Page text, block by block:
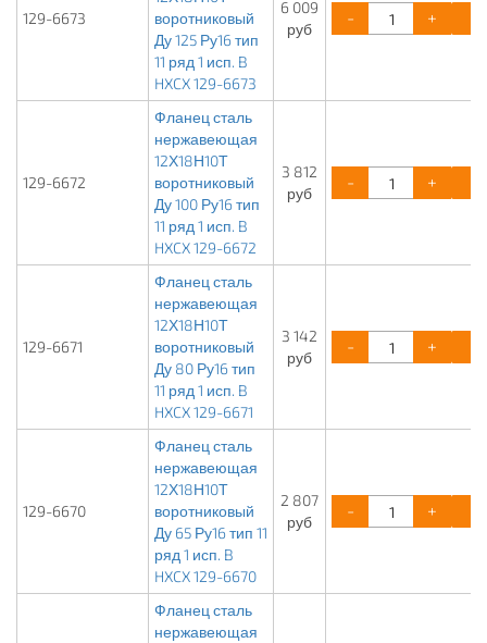
129-6673
воротниковый
Ду 125 Ру16 тип
11 ряд 1 исп. B
HXCX 129-6673
6 009
руб
- +
129-6672
Фланец сталь
нержавеющая
12Х18Н10Т
воротниковый
Ду 100 Ру16 тип
11 ряд 1 исп. B
HXCX 129-6672
3 812
руб
- +
129-6671
Фланец сталь
нержавеющая
12Х18Н10Т
воротниковый
Ду 80 Ру16 тип
11 ряд 1 исп. B
HXCX 129-6671
3 142
руб
- +
129-6670
Фланец сталь
нержавеющая
12Х18Н10Т
воротниковый
Ду 65 Ру16 тип 11
ряд 1 исп. B
HXCX 129-6670
2 807
руб
- +
Фланец сталь
нержавеющая